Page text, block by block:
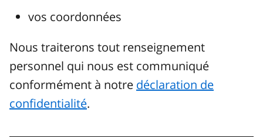
vos coordonnées
Nous traiterons tout renseignement
personnel qui nous est communiqué
conformément à notre déclaration de
confidentialité.